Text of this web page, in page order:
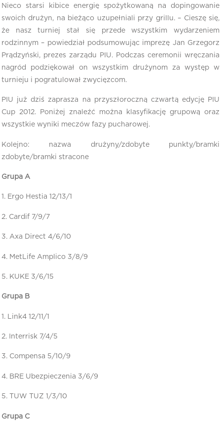
Nieco starsi kibice energię spożytkowaną na dopingowanie
swoich drużyn, na bieżąco uzupełniali przy grillu. – Cieszę się,
że nasz turniej stał się przede wszystkim wydarzeniem
rodzinnym – powiedział podsumowując imprezę Jan Grzegorz
Prądzyński, prezes zarządu PIU. Podczas ceremonii wręczania
nagród podziękował on wszystkim drużynom za występ w
turnieju i pogratulował zwycięzcom.
PIU już dziś zaprasza na przyszłoroczną czwartą edycję PIU
Cup 2012. Poniżej znaleźć można klasyfikację grupową oraz
wszystkie wyniki meczów fazy pucharowej.
Kolejno: nazwa drużyny/zdobyte punkty/bramki
zdobyte/bramki stracone
Grupa A
1. Ergo Hestia 12/13/1
2. Cardif 7/9/7
3. Axa Direct 4/6/10
4. MetLife Amplico 3/8/9
5. KUKE 3/6/15
Grupa B
1. Link4 12/11/1
2. Interrisk 7/4/5
3. Compensa 5/10/9
4. BRE Ubezpieczenia 3/6/9
5. TUW TUZ 1/3/10
Grupa C